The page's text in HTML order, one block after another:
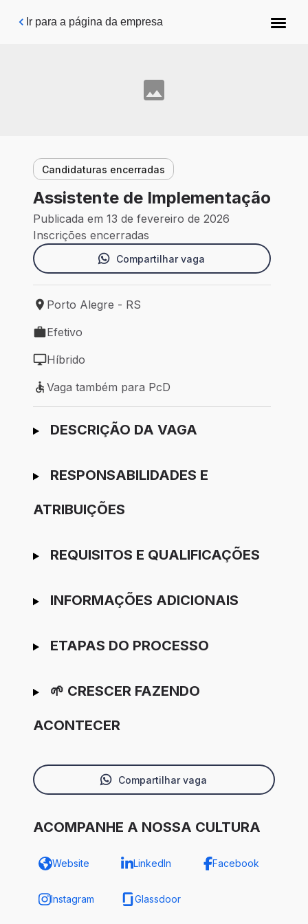
Pular para o conteúdo principal
Ir para a página da empresa
Candidaturas encerradas
Assistente de Implementação
Publicada em 13 de fevereiro de 2026
Inscrições encerradas
Compartilhar vaga
Local de trabalho: Porto Alegre - RS
Porto Alegre - RS
Tipo de vaga: Efetivo
Efetivo
Modelo de trabalho: Híbrido
Híbrido
Vaga também para PcD
Vaga também para PcD
Ir para candidatura
DESCRIÇÃO DA VAGA
RESPONSABILIDADES E
ATRIBUIÇÕES
REQUISITOS E QUALIFICAÇÕES
INFORMAÇÕES ADICIONAIS
ETAPAS DO PROCESSO
🌱 CRESCER FAZENDO
ACONTECER
Compartilhar vaga
ACOMPANHE A NOSSA CULTURA
Website LinkedIn Facebook
Instagram Glassdoor